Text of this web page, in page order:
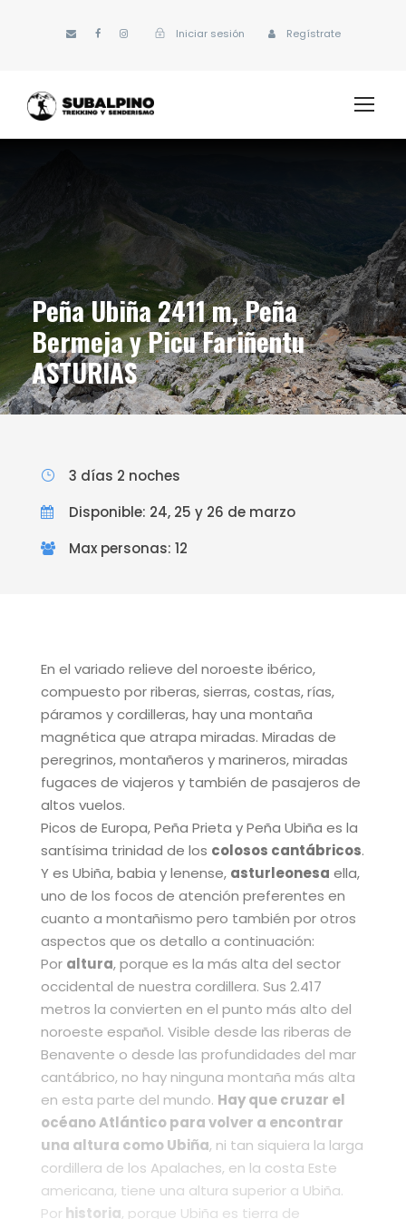
Iniciar sesión Regístrate
Peña Ubiña 2411 m, Peña
Bermeja y Picu Fariñentu
ASTURIAS
3 días 2 noches
Disponible: 24, 25 y 26 de marzo
Max personas: 12
En el variado relieve del noroeste ibérico,
compuesto por riberas, sierras, costas, rías,
páramos y cordilleras, hay una montaña
magnética que atrapa miradas. Miradas de
peregrinos, montañeros y marineros, miradas
fugaces de viajeros y también de pasajeros de
altos vuelos.
Picos de Europa, Peña Prieta y Peña Ubiña es la
santísima trinidad de los colosos cantábricos.
Y es Ubiña, babia y lenense, asturleonesa ella,
uno de los focos de atención preferentes en
cuanto a montañismo pero también por otros
aspectos que os detallo a continuación:
Por altura, porque es la más alta del sector
occidental de nuestra cordillera. Sus 2.417
metros la convierten en el punto más alto del
noroeste español. Visible desde las riberas de
Benavente o desde las profundidades del mar
cantábrico, no hay ninguna montaña más alta
en esta parte del mundo. Hay que cruzar el
océano Atlántico para volver a encontrar
una altura como Ubiña, ni tan siquiera la larga
cordillera de los Apalaches, en la costa Este
americana, tiene una altura superior a Ubiña.
Porhistoria, porque Ubiña es tierra de